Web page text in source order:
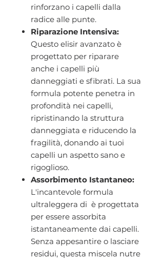
rinforzano i capelli dalla
radice alle punte.
Riparazione Intensiva:
Questo elisir avanzato è
progettato per riparare
anche i capelli più
danneggiati e sfibrati. La sua
formula potente penetra in
profondità nei capelli,
ripristinando la struttura
danneggiata e riducendo la
fragilità, donando ai tuoi
capelli un aspetto sano e
rigoglioso.
Assorbimento Istantaneo:
L'incantevole formula
ultraleggera di è progettata
per essere assorbita
istantaneamente dai capelli.
Senza appesantire o lasciare
residui, questa miscela nutre